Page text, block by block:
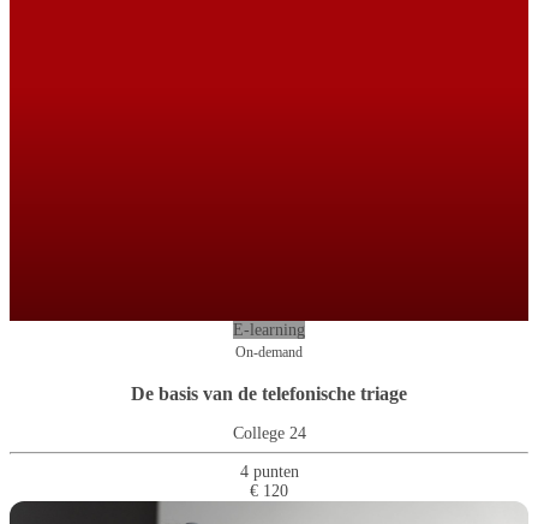
E-learning
On-demand
De basis van de telefonische triage
College 24
4 punten
€ 120